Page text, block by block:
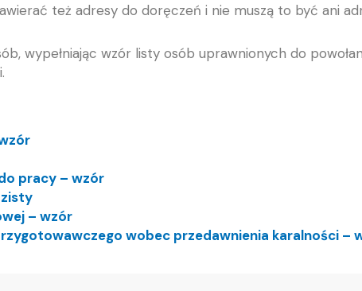
też adresy do doręczeń i nie muszą to być ani
wypełniając wzór listy osób uprawnionych do
pracy – wzór
– wzór
wobec przedawnienia karalności –